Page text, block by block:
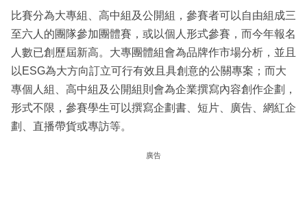
比賽分為大專組、高中組及公開組，參賽者可以自由組成三
至六人的團隊參加團體賽，或以個人形式參賽，而今年報名
人數已創歷屆新高。大專團體組會為品牌作市場分析，並且
以ESG為大方向訂立可行有效且具創意的公關專案；而大
專個人組、高中組及公開組則會為企業撰寫內容創作企劃，
形式不限，參賽學生可以撰寫企劃書、短片、廣告、網紅企
劃、直播帶貨或專訪等。
廣告